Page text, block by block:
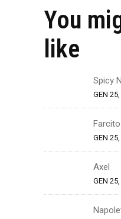
You
like
Spicy
GEN
Farcito
GEN
Axel
GEN